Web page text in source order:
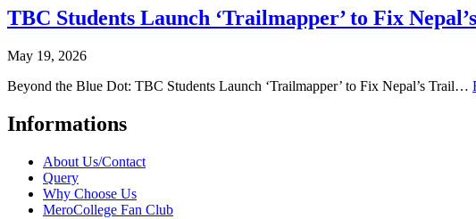
TBC Students Launch ‘Trailmapper’ to Fix
May 19, 2026
Beyond the Blue Dot: TBC Students Launch ‘Trailmapper’ to Fix Nepal’s Trail…
Informations
About Us/Contact
Query
Why Choose Us
MeroCollege Fan Club